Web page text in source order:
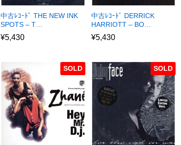
中古ﾚｺｰﾄﾞ THE NEW INK
SPOTS – T…
¥5,430
中古ﾚｺｰﾄﾞ DERRICK
HARRIOTT – BO…
¥5,430
SOLD SOLD